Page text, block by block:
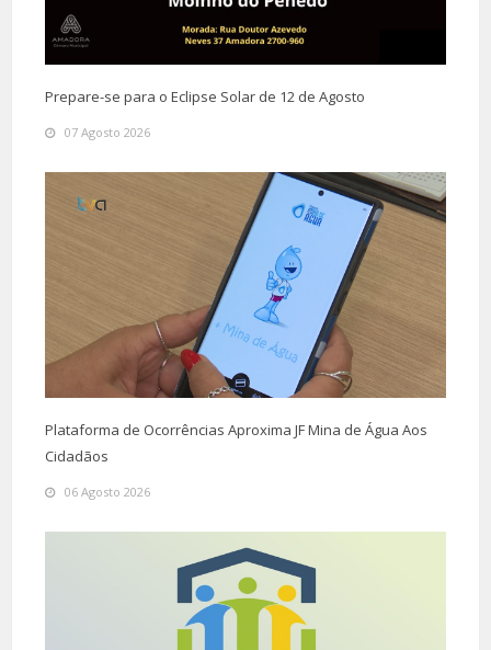
Prepare-se para o Eclipse Solar de 12 de Agosto
07 Agosto 2026
Plataforma de Ocorrências Aproxima JF Mina de Água Aos
Cidadãos
06 Agosto 2026